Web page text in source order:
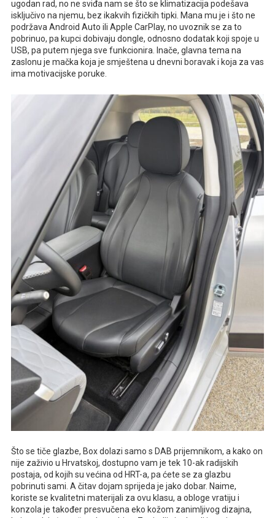
ugodan rad, no ne sviđa nam se što se klimatizacija podešava
isključivo na njemu, bez ikakvih fizičkih tipki. Mana mu je i što ne
podržava Android Auto ili Apple CarPlay, no uvoznik se za to
pobrinuo, pa kupci dobivaju dongle, odnosno dodatak koji spoje u
USB, pa putem njega sve funkcionira. Inače, glavna tema na
zaslonu je mačka koja je smještena u dnevni boravak i koja za vas
ima motivacijske poruke.
Što se tiče glazbe, Box dolazi samo s DAB prijemnikom, a kako on
nije zaživio u Hrvatskoj, dostupno vam je tek 10-ak radijskih
postaja, od kojih su većina od HRT-a, pa ćete se za glazbu
pobrinuti sami. A čitav dojam sprijeda je jako dobar. Naime,
koriste se kvalitetni materijali za ovu klasu, a obloge vratiju i
konzola je također presvučena eko kožom zanimljivog dizajna,